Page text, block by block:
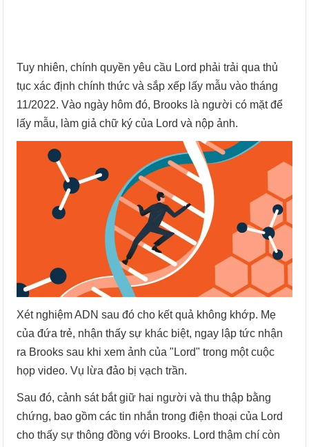
Tuy nhiên, chính quyền yêu cầu Lord phải trải qua thủ
tục xác định chính thức và sắp xếp lấy mẫu vào tháng
11/2022. Vào ngày hôm đó, Brooks là người có mặt để
lấy mẫu, làm giả chữ ký của Lord và nộp ảnh.
Xét nghiệm ADN sau đó cho kết quả không khớp. Mẹ
của đứa trẻ, nhận thấy sự khác biệt, ngay lập tức nhận
ra Brooks sau khi xem ảnh của "Lord" trong một cuộc
họp video. Vụ lừa đảo bị vạch trần.
Sau đó, cảnh sát bắt giữ hai người và thu thập bằng
chứng, bao gồm các tin nhắn trong điện thoại của Lord
cho thấy sự thông đồng với Brooks. Lord thậm chí còn